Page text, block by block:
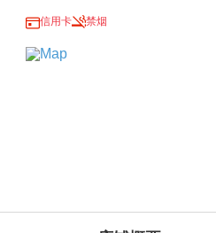
信用卡 禁烟